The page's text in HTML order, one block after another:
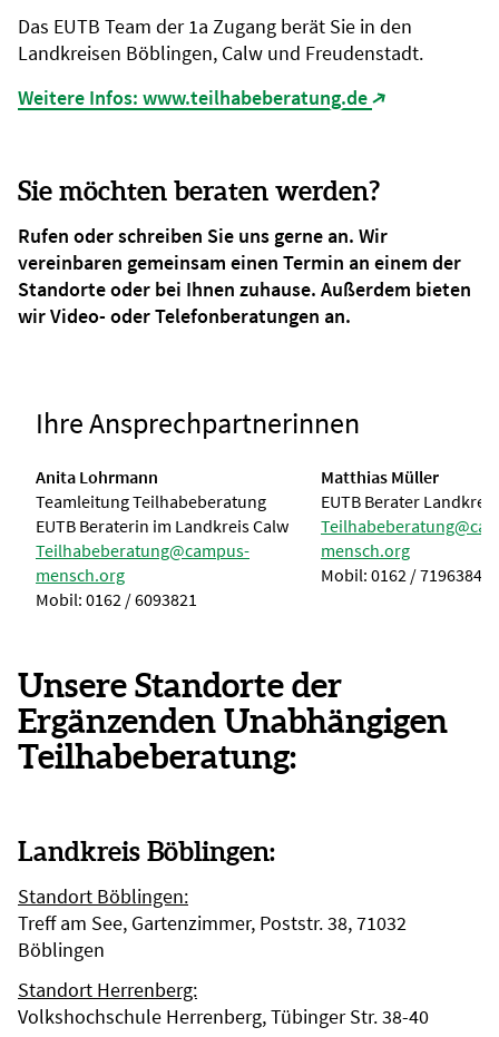
Das EUTB Team der 1a Zugang berät Sie in den
Landkreisen Böblingen, Calw und Freudenstadt.
Weitere Infos: www.teilhabeberatung.de(Link öffnet in
Sie möchten beraten werden?
Rufen oder schreiben Sie uns gerne an. Wir
vereinbaren gemeinsam einen Termin an einem der
Standorte oder bei Ihnen zuhause. Außerdem bieten
wir Video- oder Telefonberatungen an.
Ihre Ansprechpartnerinnen
Anita Lohrmann
Teamleitung Teilhabeberatung
EUTB Beraterin im Landkreis Calw
Teilhabeberatung@campus-
mensch.org
Mobil: 0162 / 6093821
Matthias Müller
EUTB Berater
mensch.org
Mobil: 0162 / 7196384
Unsere Standorte der
Ergänzenden Unabhängigen
Teilhabeberatung:
Landkreis Böblingen:
Standort Böblingen:
Treff am See, Gartenzimmer, Poststr. 38, 71032
Böblingen
Standort Herrenberg:
Volkshochschule Herrenberg, Tübinger Str. 38-40